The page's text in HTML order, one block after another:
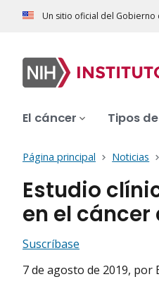
Un sitio oficial del Gobierno
El cáncer Tipos
Página principal Noticias
Estudio
en el
Suscríbase
7 de agosto de 2019, por